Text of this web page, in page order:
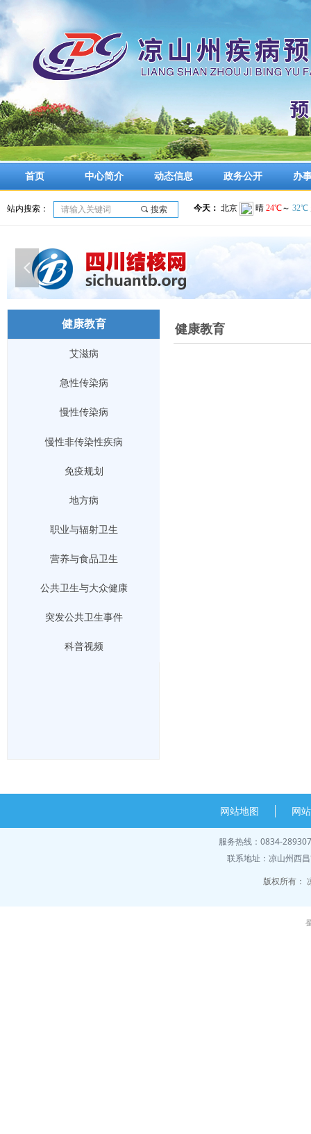
首页 中心简介 动态信息 政务公开 办
끠 搜索
站内搜索：
넳
政务公开
健康教育
艾滋病
急性传染病
慢性传染病
慢性非传染性疾病
免疫规划
地方病
职业与辐射卫生
营养与食品卫生
公共卫生与大众健康
突发公共卫生事件
科普视频
健康教育
网站地图 网
服务热线：0834-
联系地址：凉山州西
版权所有：